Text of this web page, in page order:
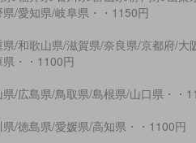
県/愛知県/岐阜県・・1150円
県/和歌山県/滋賀県/奈良県/京都府/大
県・・1100円
県/広島県/鳥取県/島根県/山口県・・
県/徳島県/愛媛県/高知県・・1100円